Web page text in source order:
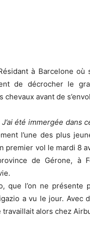
à Barcelone
de décrocher le
chevaux avant de
été immergée dans
l’une des plus
premier vol le mardi 8
de Gérone, à
que l’on ne
a vu le jour. Avec
alors chez